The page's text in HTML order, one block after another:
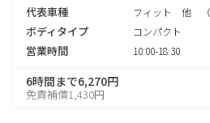
代表車種 フィット 他 （
ボディタイプ コンパクト
営業時間 10:00-18:30
6時間まで6,270円
免責補償1,430円